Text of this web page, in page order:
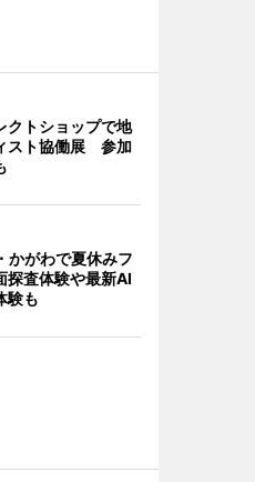
クトショップで地
スト協働展 参加
かがわで夏休みフ
査体験や最新AI
験も